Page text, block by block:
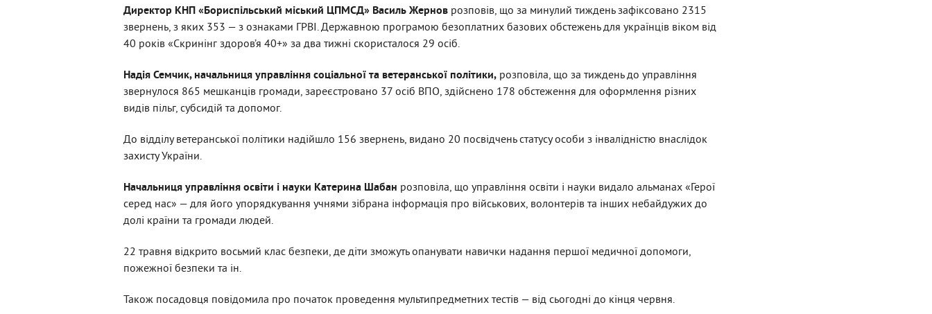
Директор КНП «Бориспільський міський ЦПМСД» Василь Жернов розповів, що за минулий тиждень зафіксовано 2315
звернень, з яких 353 — з ознаками ГРВІ. Державною програмою безоплатних базових обстежень для українців віком від
40 років «Скринінг здоров’я 40+» за два тижні скористалося 29 осіб.
Надія Семчик, начальниця управління соціальної та ветеранської політики, розповіла, що за тижденьдо управління
звернулося 865 мешканців громади, зареєстровано 37 осіб ВПО, здійснено 178 обстеження для оформлення різних
видів пільг, субсидій та допомог.
До відділу ветеранської політики надійшло 156 звернень, видано 20 посвідчень статусу особи з інвалідністю внаслідок
захисту України.
Начальниця управління освіти і науки Катерина Шабан розповіла, що управління освіти і науки видало альманах «Герої
серед нас» — для його упорядкування учнями зібрана інформація про військових, волонтерів та інших небайдужих до
долі країни та громади людей.
22 травня відкрито восьмий клас безпеки, де діти зможуть опанувати навички надання першої медичної допомоги,
пожежної безпеки та ін.
Також посадовця повідомила про початок проведення мультипредметних тестів — від сьогодні до кінця червня.